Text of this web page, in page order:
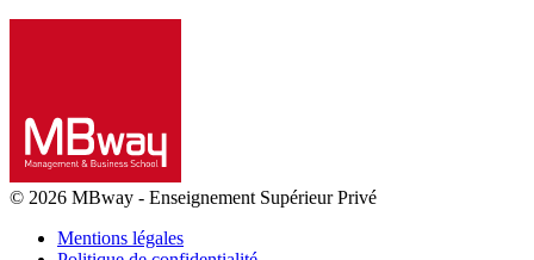
© 2026 MBway - Enseignement Supérieur Privé
Mentions légales